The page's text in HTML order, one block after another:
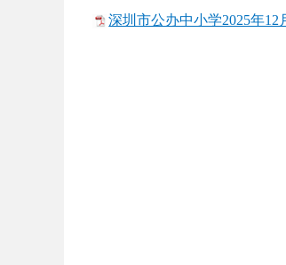
深圳市公办中小学2025年